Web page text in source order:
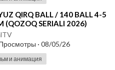
QIRQ BALL / 140 BALL 4-5
(QOZOQ SERIALI 2026)
TILIDA
· 08/05/26
и анимация